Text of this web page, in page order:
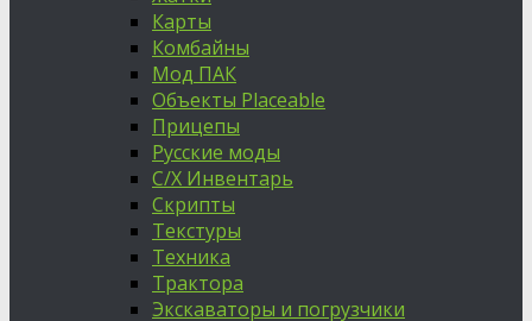
Карты
Комбайны
Мод ПАК
Объекты Placeable
Прицепы
Русские моды
С/Х Инвентарь
Скрипты
Текстуры
Техника
Трактора
Экскаваторы и погрузчики